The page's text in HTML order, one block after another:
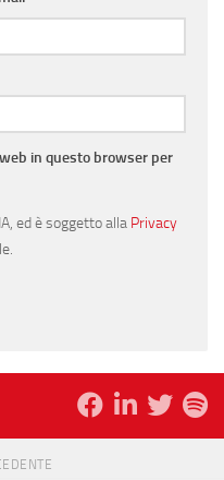
in questo browser per
ed è soggetto alla Privacy